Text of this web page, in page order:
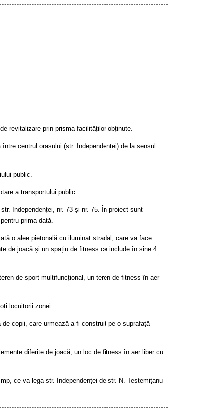
revitalizare prin prisma facilităților obținute.
centrul orașului (str. Independenței) de la sensul
public.
a transportului public.
Independenței, nr. 73 și nr. 75. În proiect sunt
prima dată.
o alee pietonală cu iluminat stradal, care va face
de joacă și un spațiu de fitness ce include în sine 4
de sport multifuncțional, un teren de fitness în aer
locuitorii zonei.
copii, care urmează a fi construit pe o suprafață
diferite de joacă, un loc de fitness în aer liber cu
ce va lega str. Independenței de str. N. Testemițanu